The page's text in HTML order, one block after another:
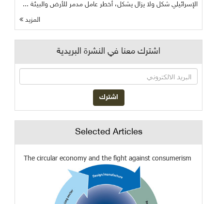
الإسرائيلي شكل ولا يزال يشكل، أخطر عامل مدمر للأرض والبيئة ...
المزيد
اشترك معنا في النشرة البريدية
Selected Articles
The circular economy and the fight against consumerism